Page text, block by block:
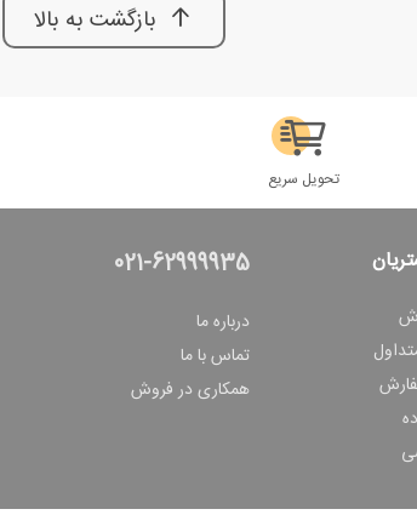
بازگشت به بالا
تحویل سریع
021-62999935
درباره ما
تماس با ما
همکاری در فروش